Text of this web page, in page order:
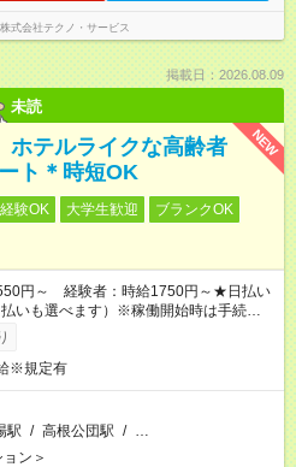
株式会社テクノ・サービス
掲載日：2026.08.09
未読
NEW
ホテルライクな高齢者
ト＊時短OK
験OK 大学生歓迎
ブランクOK
円～ 経験者：時給1750円～★日払い
いも選べます）※稼働開始時は手続き完
ます。
※規定有
駅 / 高根公団駅 / …
ン＞